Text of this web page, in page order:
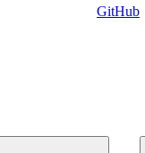
GitHub